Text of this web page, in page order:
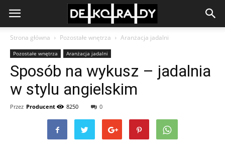
Strona główna Pozostałe wnętrza Aranżacja jadalni
Pozostałe wnętrza Aranżacja jadalni
Sposób na wykusz – jadalnia
w stylu angielskim
Przez Producent 8250 0